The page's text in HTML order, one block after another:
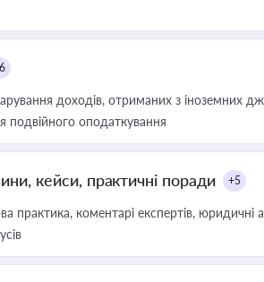
доходів, отриманих з іноземних
подвійного оподаткування
кейси, практичні поради +5
практика, коментарі експертів, юридичні